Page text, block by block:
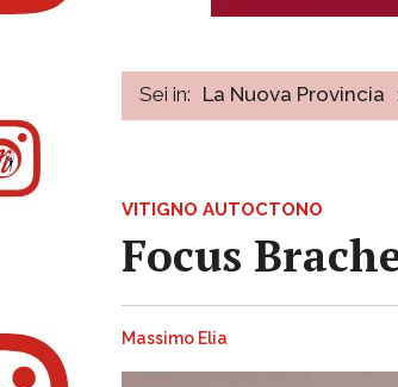
Sei in: La Nuova Provincia
VITIGNO AUTOCTONO
Focus
Massimo Elia